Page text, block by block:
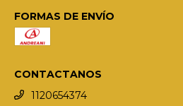
FORMAS DE ENVÍO
CONTACTANOS
1120654374